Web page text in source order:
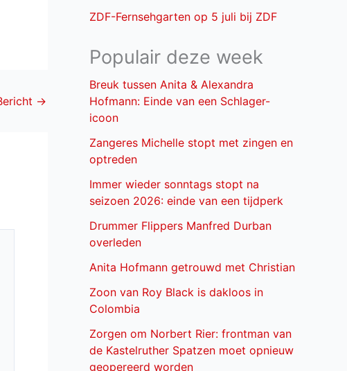
→
ZDF-Fernsehgarten op 5 juli bij ZDF
Populair deze week
Breuk tussen Anita & Alexandra
Hofmann: Einde van een Schlager-
icoon
Zangeres Michelle stopt met zingen en
optreden
Immer wieder sonntags stopt na
seizoen 2026: einde van een tijdperk
Drummer Flippers Manfred Durban
overleden
Anita Hofmann getrouwd met Christian
Zoon van Roy Black is dakloos in
Colombia
Zorgen om Norbert Rier: frontman van
de Kastelruther Spatzen moet opnieuw
geopereerd worden